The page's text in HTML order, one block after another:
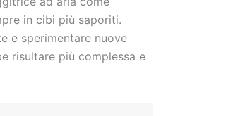
in cibi più saporiti.
e sperimentare nuove
risultare più complessa e